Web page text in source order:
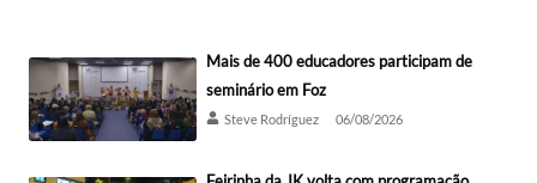
Mais de 400 educadores participam de
seminário em Foz
Steve Rodríguez 06/08/2026